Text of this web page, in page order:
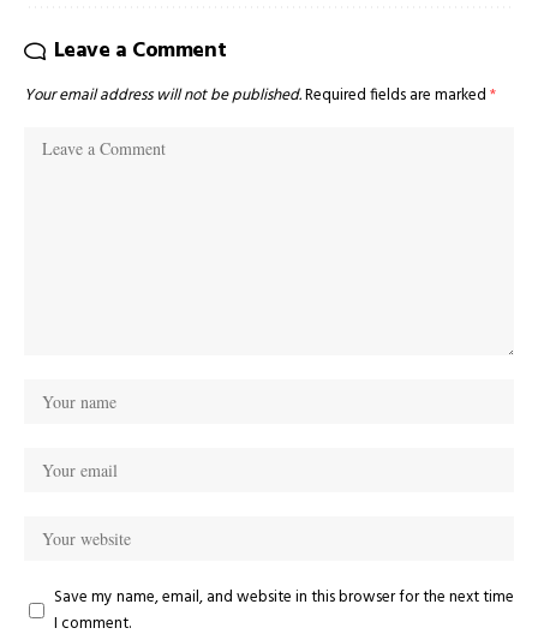
Leave a Comment
Your email address will not be published.Required fields are marked*
Save my name, email, and website in this browser for the next time
I comment.